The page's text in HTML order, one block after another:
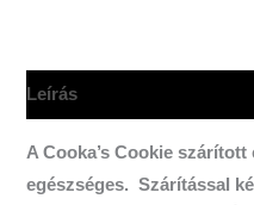
Leírás
A Cooka’s Cookie
egészséges. Szárítással